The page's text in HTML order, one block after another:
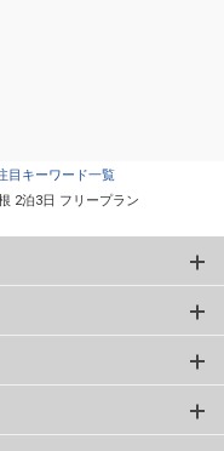
目キーワード一覧
2泊3日 フリープラン